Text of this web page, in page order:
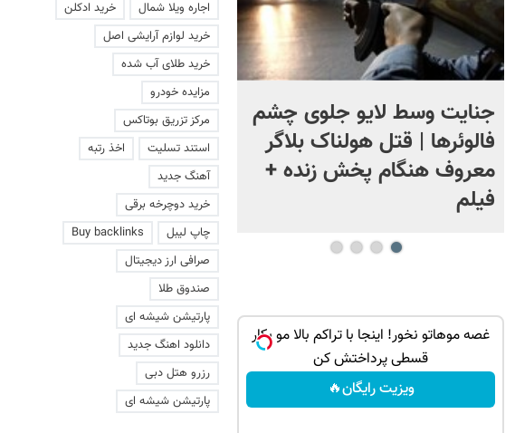
جنایت وسط لایو جلوی چشم
فالوئرها | قتل هولناک بلاگر
معروف هنگام پخش زنده +
فیلم
صحنه ای نادر از حیات
ایران در سبلان + فیلم
غصه موهاتو نخور! اینجا با تراکم بالا مو بکار
قسطی پرداختش کن
ویزیت رایگان🔥
اجاره ویلا شمال
خرید ادکلن
خرید لوازم آرایشی اصل
خرید طلای آب شده
مزایده خودرو
مرکز تزریق بوتاکس
استند تسلیت
اخذ رتبه
آهنگ جدید
خرید دوچرخه برقی
چاپ لیبل
Buy backlinks
صرافی ارز دیجیتال
صندوق طلا
پارتیشن شیشه ای
دانلود اهنگ جدید
رزرو هتل دبی
پارتیشن شیشه ای